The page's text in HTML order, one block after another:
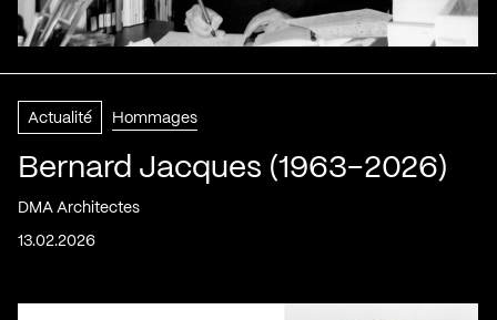
Actualité Hommages
Bernard Jacques (1963-2026)
DMA Architectes
13.02.2026